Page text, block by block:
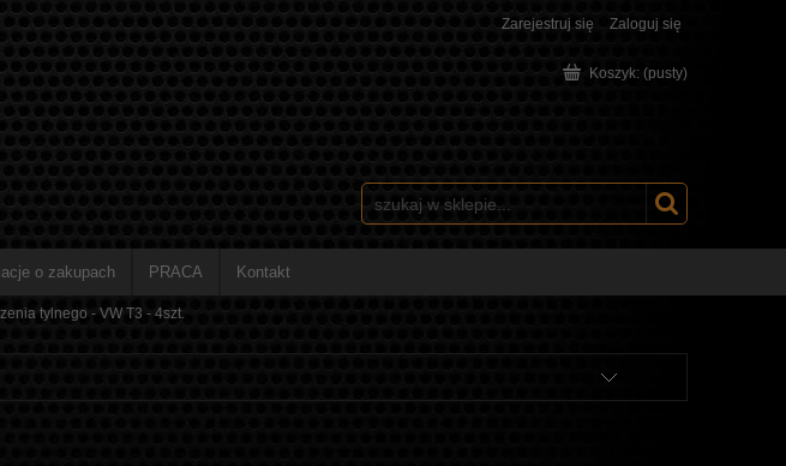
Zarejestruj się Zaloguj się
Koszyk: (pusty)
o zakupach PRACA Kontakt
tylnego - VW T3 - 4szt.